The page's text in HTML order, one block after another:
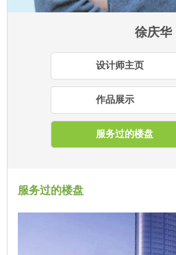
徐庆华
设计师主页
作品展示
服务过的楼盘
服务过的楼盘